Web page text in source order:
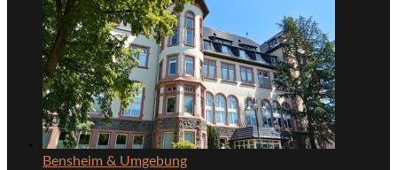
Bensheim & Umgebung